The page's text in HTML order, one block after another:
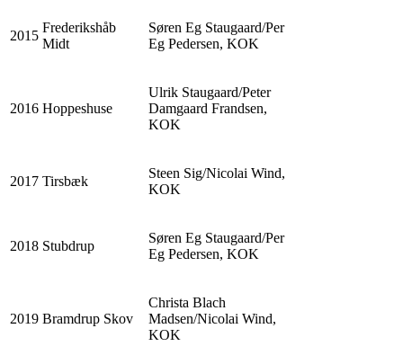
2015
Frederikshåb
Midt
Søren Eg Staugaard/Per
Eg Pedersen, KOK
2016 Hoppeshuse
Ulrik Staugaard/Peter
Damgaard Frandsen,
KOK
2017 Tirsbæk
Steen Sig/Nicolai Wind,
KOK
2018 Stubdrup
Søren Eg Staugaard/Per
Eg Pedersen, KOK
2019 Bramdrup Skov
Christa Blach
Madsen/Nicolai Wind,
KOK